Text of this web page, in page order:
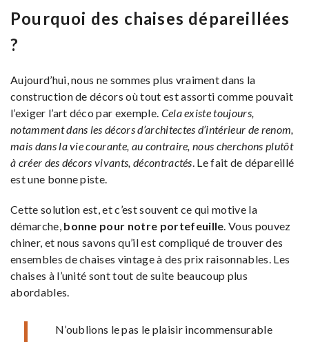
Pourquoi des chaises dépareillées
?
Aujourd’hui, nous ne sommes plus vraiment dans la
construction de décors où tout est assorti comme pouvait
l’exiger l’art déco par exemple. Cela existe toujours,
notamment dans les décors d’architectes d’intérieur de renom,
mais dans la vie courante, au contraire, nous cherchons plutôt
à créer des décors vivants, décontractés. Le fait de dépareillé
est une bonne piste.
Cette solution est, et c’est souvent ce qui motive la
démarche, bonne pour notre portefeuille. Vous pouvez
chiner, et nous savons qu’il est compliqué de trouver des
ensembles de chaises vintage à des prix raisonnables. Les
chaises à l’unité sont tout de suite beaucoup plus
abordables.
N’oublions le pas le plaisir incommensurable